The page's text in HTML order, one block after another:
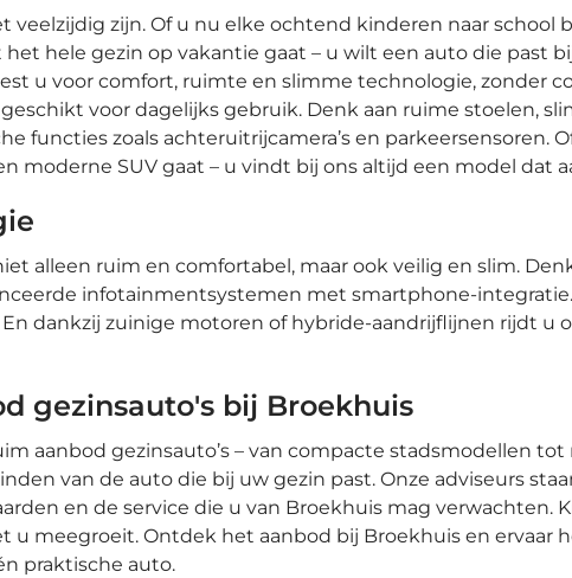
veelzijdig zijn. Of u nu elke ochtend kinderen naar school
hele gezin op vakantie gaat – u wilt een auto die past
u voor comfort, ruimte en slimme technologie, zonder
voor dagelijks gebruik. Denk aan ruime stoelen,
functies zoals achteruitrijcamera’s en parkeersensoren.
moderne SUV gaat – u vindt bij ons altijd een model dat
alleen ruim en comfortabel, maar ook veilig en slim.
infotainmentsystemen met smartphone-
dankzij zuinige motoren of hybride-aandrijflijnen rijdt u
gezinsauto's bij Broekhuis
aanbod gezinsauto’s – van compacte stadsmodellen tot
van de auto die bij uw gezin past. Onze adviseurs
en de service die u van Broekhuis mag verwachten.
u meegroeit. Ontdek het aanbod bij Broekhuis en ervaar
praktische auto.